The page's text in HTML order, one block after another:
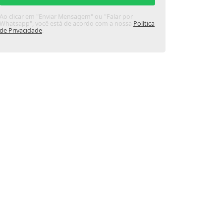
Ao clicar em "Enviar Mensagem" ou "Falar por
Whatsapp", você está de acordo com a nossa Política
de Privacidade.